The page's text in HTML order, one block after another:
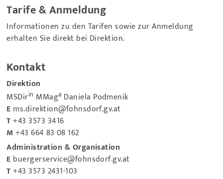
Tarife & Anmeldung
Informationen zu den Tarifen sowie zur Anmeldung
erhalten Sie direkt bei Direktion.
Kontakt
Direktion
MSDirin MMaga Daniela Podmenik
E ms.direktion@fohnsdorf.gv.at
T+43 3573 3416
M +43 664 83 08 162
Administration & Organisation
E buergerservice@fohnsdorf.gv.at
T+43 3573 2431-103